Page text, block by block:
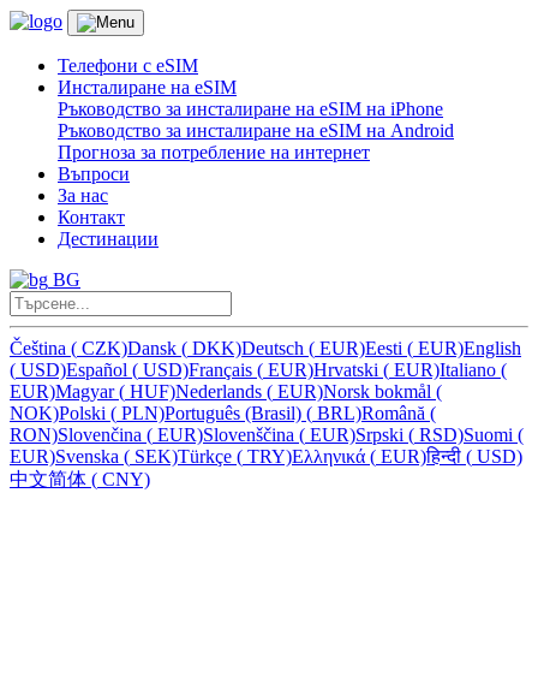
Телефони с eSIM
Инсталиране на eSIM
Ръководство за инсталиране на eSIM на iPhone
Ръководство за инсталиране на eSIM на Android
Прогноза за потребление на интернет
Въпроси
За нас
Контакт
Дестинации
BG
Čeština ( CZK)Dansk ( DKK)Deutsch ( EUR)Eesti ( EUR)English
( USD)Español ( USD)Français ( EUR)Hrvatski ( EUR)Italiano (
EUR)Magyar( HUF)Nederlands ( EUR)Norsk bokmål (
NOK)Polski ( PLN)Português (Brasil) ( BRL)Română (
RON)Slovenčina ( EUR)Slovenščina ( EUR)Srpski ( RSD)Suomi (
EUR)Svenska ( SEK)Türkçe ( TRY)Ελληνικά ( EUR)हिन्दी ( USD)
中文简体 ( CNY)